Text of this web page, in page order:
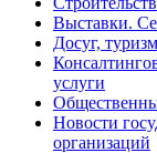
Выставки.
Досуг,
услуги
Новости
организаций